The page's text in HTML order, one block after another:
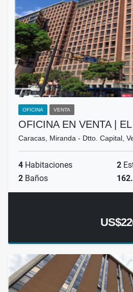
OFICINA VENTA
OFICINA EN VENTA |
Caracas, Miranda - Dtto. Capital,
4 Habitaciones 2
2 Baños